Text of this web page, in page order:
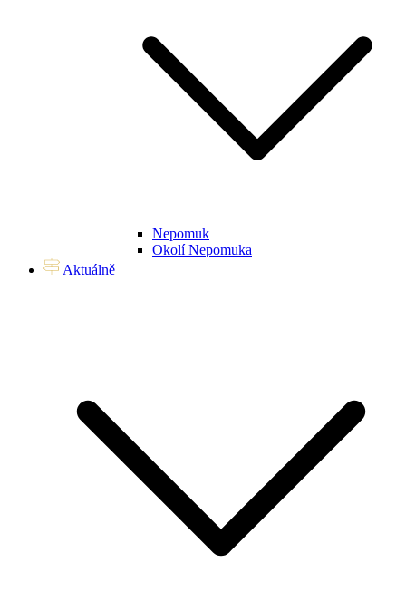
Nepomuk
Okolí Nepomuka
Aktuálně